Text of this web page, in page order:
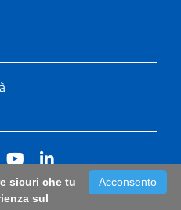
di prima istanza per
Acconsento
sicuri che tu
sul